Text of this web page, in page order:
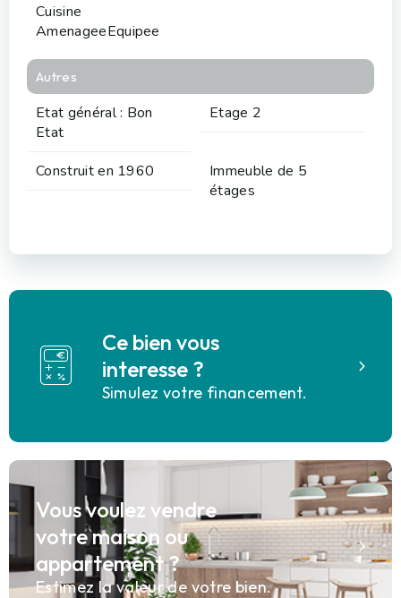
Cuisine
AmenageeEquipee
Autres
Etat général : Bon
Etat
Etage 2
Construit en 1960
Immeuble de 5
étages
Ce bien vous
interesse ?
Simulez votre financement.
Vous voulez vendre
votre maison ou
appartement ?
Estimez la valeur de votre bien.